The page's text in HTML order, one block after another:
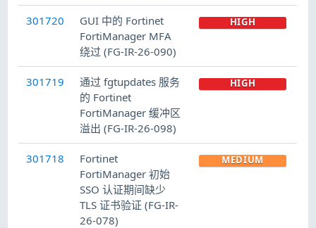
301720
GUI 中的 Fortinet
FortiManager MFA
绕过 (FG-IR-26-090)
HIGH
301719
通过 fgtupdates 服务
的 Fortinet
FortiManager 缓冲区
溢出 (FG-IR-26-098)
HIGH
301718
Fortinet
FortiManager 初始
SSO 认证期间缺少
TLS 证书验证 (FG-IR-
26-078)
MEDIUM